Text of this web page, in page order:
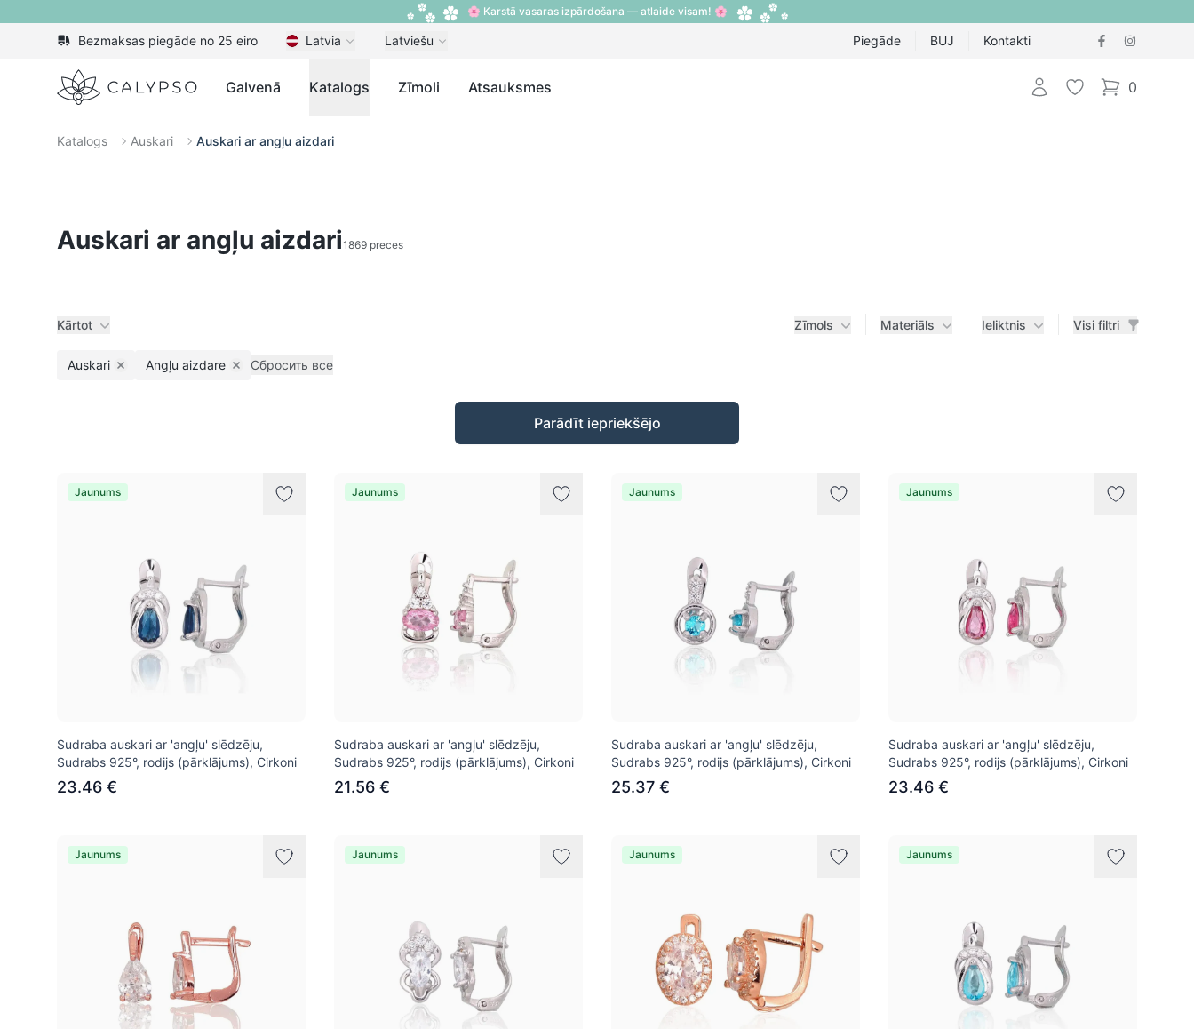
🌸 Karstā vasaras izpārdošana — atlaide visam! 🌸
Bezmaksas piegāde no 25 eiro Latvia Latviešu Piegāde BUJ Kontakti
Calypso Galvenā Katalogs Zīmoli Atsauksmes PieteiktiesVēlmju saraksts
0
items in cart,
Katalogs Auskari Auskari ar angļu aizdari
Auskari ar angļu aizdari1869 preces
Kārtot Zīmols Materiāls Ieliktnis Visi filtri
Auskari Remove filter
Angļu aizdare Remove filter
Сбросить все
Parādīt iepriekšējo
Jaunums
Sudraba auskari ar 'angļu' slēdzēju,
Sudrabs 925°, rodijs (pārklājums), Cirkoni
23.46 €
Jaunums
Sudraba auskari ar 'angļu' slēdzēju,
Sudrabs 925°, rodijs (pārklājums), Cirkoni
21.56 €
Jaunums
Sudraba auskari ar 'angļu' slēdzēju,
Sudrabs 925°, rodijs (pārklājums), Cirkoni
25.37 €
Jaunums
Sudraba auskari ar 'angļu' slēdzēju,
Sudrabs 925°, rodijs (pārklājums), Cirkoni
23.46 €
Jaunums Jaunums Jaunums Jaunums